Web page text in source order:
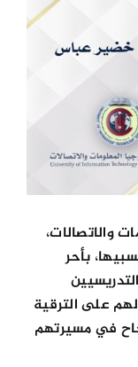
الكليات
الخدمات
اتصل بنا
والاتصالات،
بأحر
على الترقية
في مسيرتهم